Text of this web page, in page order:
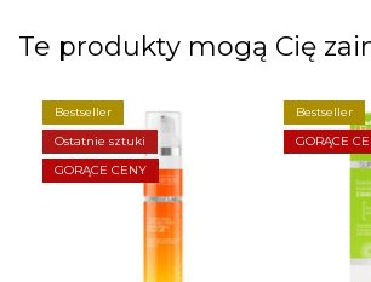
Te produkty mogą Cię
Bestseller
Ostatnie sztuki
GORĄCE CENY
Bestseller
GORĄCE